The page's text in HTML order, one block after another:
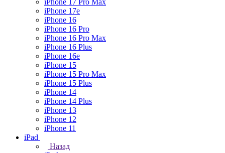
iPhone 17 Pro Max
iPhone 17e
iPhone 16
iPhone 16 Pro
iPhone 16 Pro Max
iPhone 16 Plus
iPhone 16e
iPhone 15
iPhone 15 Pro Max
iPhone 15 Plus
iPhone 14
iPhone 14 Plus
iPhone 13
iPhone 12
iPhone 11
iPad
Назад